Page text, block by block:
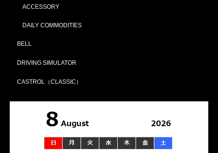
ACCESSORY
DAILY COMMODITIES
BELL
DRIVING SIMULATOR
CASTROL（CLASSIC）